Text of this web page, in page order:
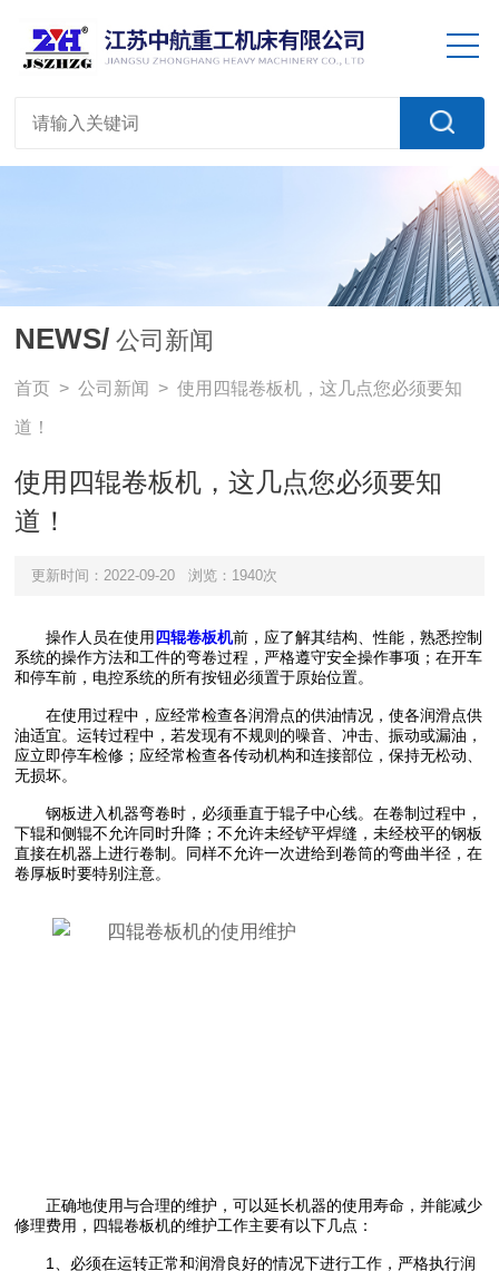
NEWS/ 公司新闻
首页 >公司新闻 > 使用四辊卷板机，这几点您必须要知
道！
使用四辊卷板机，这几点您必须要知
道！
更新时间：2022-09-20 浏览：1940次
操作人员在使用 四辊卷板机前，应了解其结构、性能，熟悉控制
系统的操作方法和工件的弯卷过程，严格遵守安全操作事项；在开车
和停车前，电控系统的所有按钮必须置于原始位置。
在使用过程中，应经常检查各润滑点的供油情况，使各润滑点供
油适宜。运转过程中，若发现有不规则的噪音、冲击、振动或漏油，
应立即停车检修；应经常检查各传动机构和连接部位，保持无松动、
无损坏。
钢板进入机器弯卷时，必须垂直于辊子中心线。在卷制过程中，
下辊和侧辊不允许同时升降；不允许未经铲平焊缝，未经校平的钢板
直接在机器上进行卷制。同样不允许一次进给到卷筒的弯曲半径，在
卷厚板时要特别注意。
正确地使用与合理的维护，可以延长机器的使用寿命，并能减少
修理费用，四辊卷板机的维护工作主要有以下几点：
1、必须在运转正常和润滑良好的情况下进行工作，严格执行润